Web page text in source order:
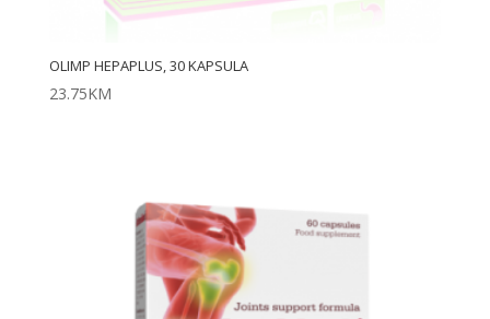
OLIMP HEPAPLUS, 30 KAPSULA
23.75KM